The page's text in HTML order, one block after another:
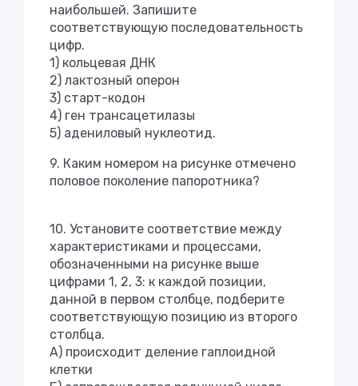
наибольшей. Запишите
соответствующую последовательность
цифр.
1) кольцевая ДНК
2) лактозный оперон
3) старт-кодон
4) ген трансацетилазы
5) адениловый нуклеотид.
9. Каким номером на рисунке отмечено
половое поколение папоротника?
10. Установите соответствие между
характеристиками и процессами,
обозначенными на рисунке выше
цифрами 1, 2, 3: к каждой позиции,
данной в первом столбце, подберите
соответствующую позицию из второго
столбца.
А) происходит деление гаплоидной
клетки